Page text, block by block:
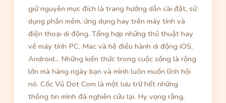
giữ nguyên mục đích là trang hướng dẫn cài đặt, sử
dụng phần mềm, ứng dụng hay trên máy tính và
điện thoại di động. Tổng hợp những thủ thuật hay
về máy tính PC, Mac và hệ điều hành di động iOS,
Android... Những kiến thức trong cuộc sống là rộng
lớn mà hàng ngày bạn và mình luôn muốn lĩnh hội
nó. Cốc Vũ Dot Com là một lưu trữ hết những
thông tin mình đã nghiên cứu lại. Hy vọng rằng,